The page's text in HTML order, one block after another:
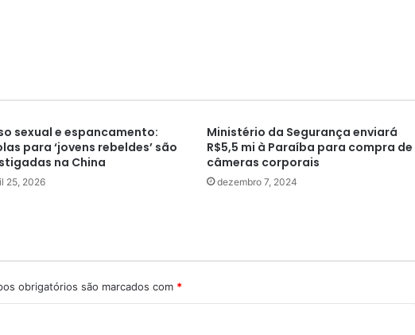
sexual e espancamento:
para ‘jovens rebeldes’ são
na China
25, 2026
Ministério da Segurança enviará
R$5,5 mi à Paraíba para compra de
câmeras corporais
dezembro 7, 2024
obrigatórios são marcados com *